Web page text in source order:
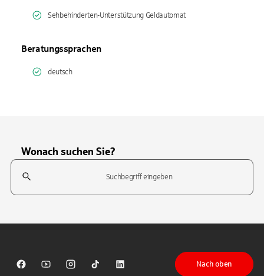
Sehbehinderten-Unterstützung Geldautomat
Beratungssprachen
deutsch
Wonach suchen Sie?
Suchfeld
Sparkasse auf Facebook
Sparkasse auf Youtube
Sparkasse auf Instagram
Sparkasse auf TikTok
Sparkasse auf LinkedIn
Nach oben